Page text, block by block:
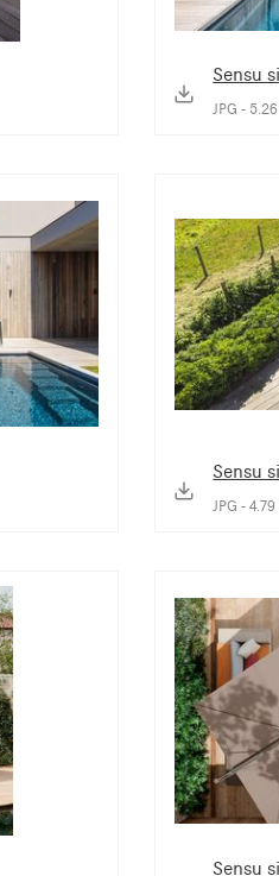
Sensu
JPG -
Sensu
JPG -
Sensu